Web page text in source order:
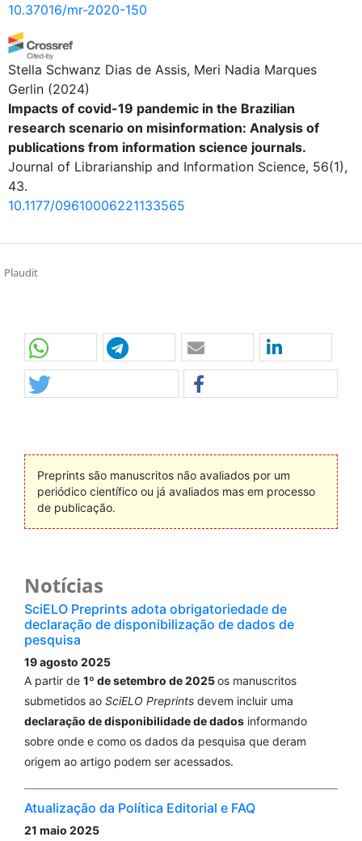
10.37016/mr-2020-150
Stella Schwanz Dias de Assis, Meri Nadia Marques
Gerlin (2024)
Impacts of covid-19 pandemic in the Brazilian
research scenario on misinformation: Analysis of
publications from information science journals.
Journal of Librarianship and Information Science, 56(1),
43.
10.1177/09610006221133565
Plaudit
Preprints são manuscritos não avaliados por um
periódico científico ou já avaliados mas em processo
de publicação.
Notícias
SciELO Preprints adota obrigatoriedade de
declaração de disponibilização de dados de
pesquisa
19 agosto 2025
A partir de 1º de setembro de 2025os manuscritos
submetidos ao SciELO Preprints devem incluir uma
declaração de disponibilidade de dados informando
sobre onde e como os dados da pesquisa que deram
origem ao artigo podem ser acessados.
Atualização da Política Editorial e FAQ
21 maio 2025